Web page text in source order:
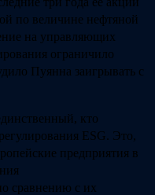
по величине нефтяной
на управляющих
ограничило
Пуянна заигрывать с
кто
ESG. Это,
предприятия в
сравнению с их